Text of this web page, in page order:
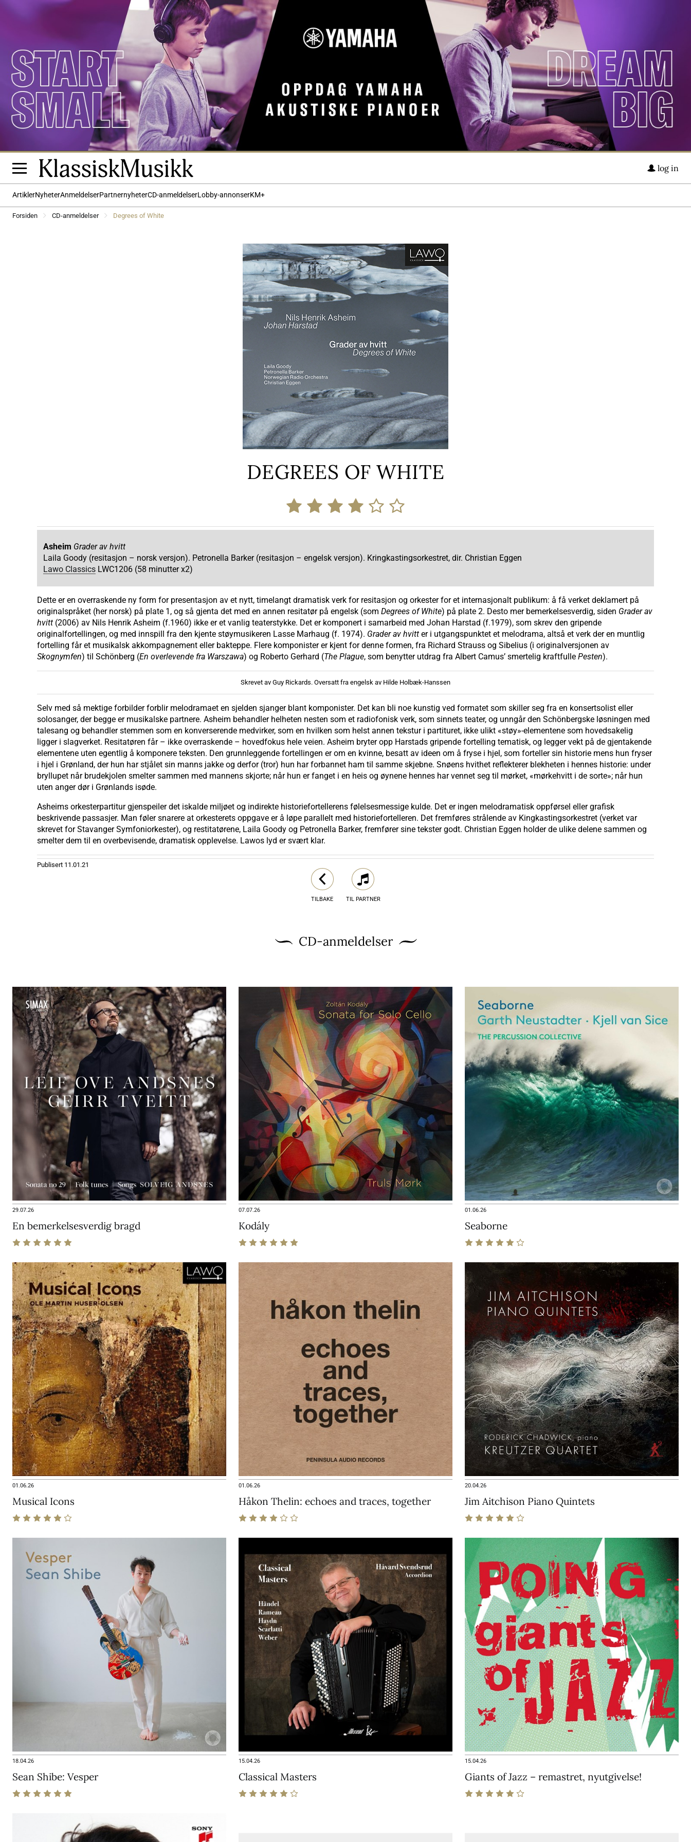
log in
ArtiklerNyheterAnmeldelserPartnernyheterCD-anmeldelserLobby-annonserKM+
Forsiden CD-anmeldelser Degrees of White
DEGREES OF WHITE
Asheim Grader av hvitt
Laila Goody (resitasjon – norsk versjon). Petronella Barker (resitasjon – engelsk versjon). Kringkastingsorkestret, dir. Christian Eggen
Lawo Classics LWC1206 (58 minutter x2)
Dette er en overraskende ny form for presentasjon av et nytt, timelangt dramatisk verk for resitasjon og orkester for et internasjonalt publikum: å få verket deklamert på
originalspråket (her norsk) på plate 1, og så gjenta det med en annen resitatør på engelsk (som Degrees of White) på plate 2. Desto mer bemerkelsesverdig, siden Grader av
hvitt (2006) av Nils Henrik Asheim (f.1960) ikke er et vanlig teaterstykke. Det er komponert i samarbeid med Johan Harstad (f.1979), som skrev den gripende
originalfortellingen, og med innspill fra den kjente støymusikeren Lasse Marhaug (f. 1974). Grader av hvitt er i utgangspunktet et melodrama, altså et verk der en muntlig
fortelling får et musikalsk akkompagnement eller bakteppe. Flere komponister er kjent for denne formen, fra Richard Strauss og Sibelius (i originalversjonen av
Skognymfen) til Schönberg (En overlevende fra Warszawa) og Roberto Gerhard (The Plague, som benytter utdrag fra Albert Camus’ smertelig kraftfulle Pesten).
Skrevet av Guy Rickards. Oversatt fra engelsk av Hilde Holbæk-Hanssen
Selv med så mektige forbilder forblir melodramaet en sjelden sjanger blant komponister. Det kan bli noe kunstig ved formatet som skiller seg fra en konsertsolist eller
solosanger, der begge er musikalske partnere. Asheim behandler helheten nesten som et radiofonisk verk, som sinnets teater, og unngår den Schönbergske løsningen med
talesang og behandler stemmen som en konverserende medvirker, som en hvilken som helst annen tekstur i partituret, ikke ulikt «støy»-elementene som hovedsakelig
ligger i slagverket. Resitatøren får – ikke overraskende – hovedfokus hele veien. Asheim bryter opp Harstads gripende fortelling tematisk, og legger vekt på de gjentakende
elementene uten egentlig å komponere teksten. Den grunnleggende fortellingen er om en kvinne, besatt av ideen om å fryse i hjel, som forteller sin historie mens hun fryser
i hjel i Grønland, der hun har stjålet sin manns jakke og derfor (tror) hun har forbannet ham til samme skjebne. Snøens hvithet reflekterer blekheten i hennes historie: under
bryllupet når brudekjolen smelter sammen med mannens skjorte; når hun er fanget i en heis og øynene hennes har vennet seg til mørket, «mørkehvitt i de sorte»; når hun
uten anger dør i Grønlands isøde.
Asheims orkesterpartitur gjenspeiler det iskalde miljøet og indirekte historiefortellerens følelsesmessige kulde. Det er ingen melodramatisk oppførsel eller grafisk
beskrivende passasjer. Man føler snarere at orkesterets oppgave er å løpe parallelt med historiefortelleren. Det fremføres strålende av Kingkastingsorkestret (verket var
skrevet for Stavanger Symfoniorkester), og restitatørene, Laila Goody og Petronella Barker, fremfører sine tekster godt. Christian Eggen holder de ulike delene sammen og
smelter dem til en overbevisende, dramatisk opplevelse. Lawos lyd er svært klar.
Publisert 11.01.21
TILBAKE TIL PARTNER
CD-anmeldelser
29.07.26
En bemerkelsesverdig bragd
07.07.26
Kodály
01.06.26
Seaborne
01.06.26
Musical Icons
01.06.26
Håkon Thelin: echoes and traces, together
20.04.26
Jim Aitchison Piano Quintets
18.04.26
Sean Shibe: Vesper
15.04.26
Classical Masters
15.04.26
Giants of Jazz – remastret, nyutgivelse!